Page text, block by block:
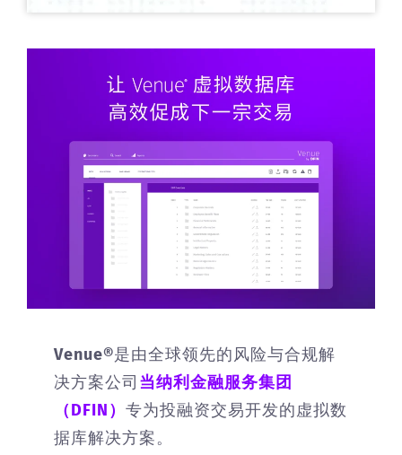
Venue®是由全球领先的风险与合规解
决方案公司 当纳利金融服务集团
（DFIN） 专为投融资交易开发的虚拟数
据库解决方案。